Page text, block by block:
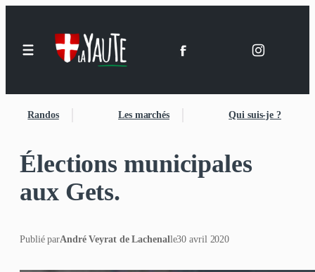
Randos Les marchés Qui suis-je ?
Élections municipales
aux Gets.
Publié parAndré Veyrat de Lachenalle30 avril 2020